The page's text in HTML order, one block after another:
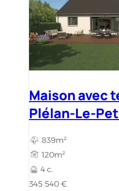
Maison avec
Plélan-Le-
839m²
120m²
4 c.
345 540 €